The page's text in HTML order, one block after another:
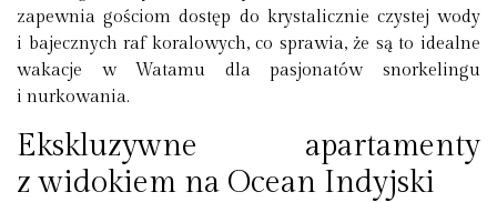
zapewnia gościom dostęp do krystalicznie czystej wody
i bajecznych raf koralowych, co sprawia, że są to idealne
wakacje w Watamu dla pasjonatów snorkelingu
i nurkowania.
Ekskluzywne apartamenty
z widokiem na Ocean Indyjski